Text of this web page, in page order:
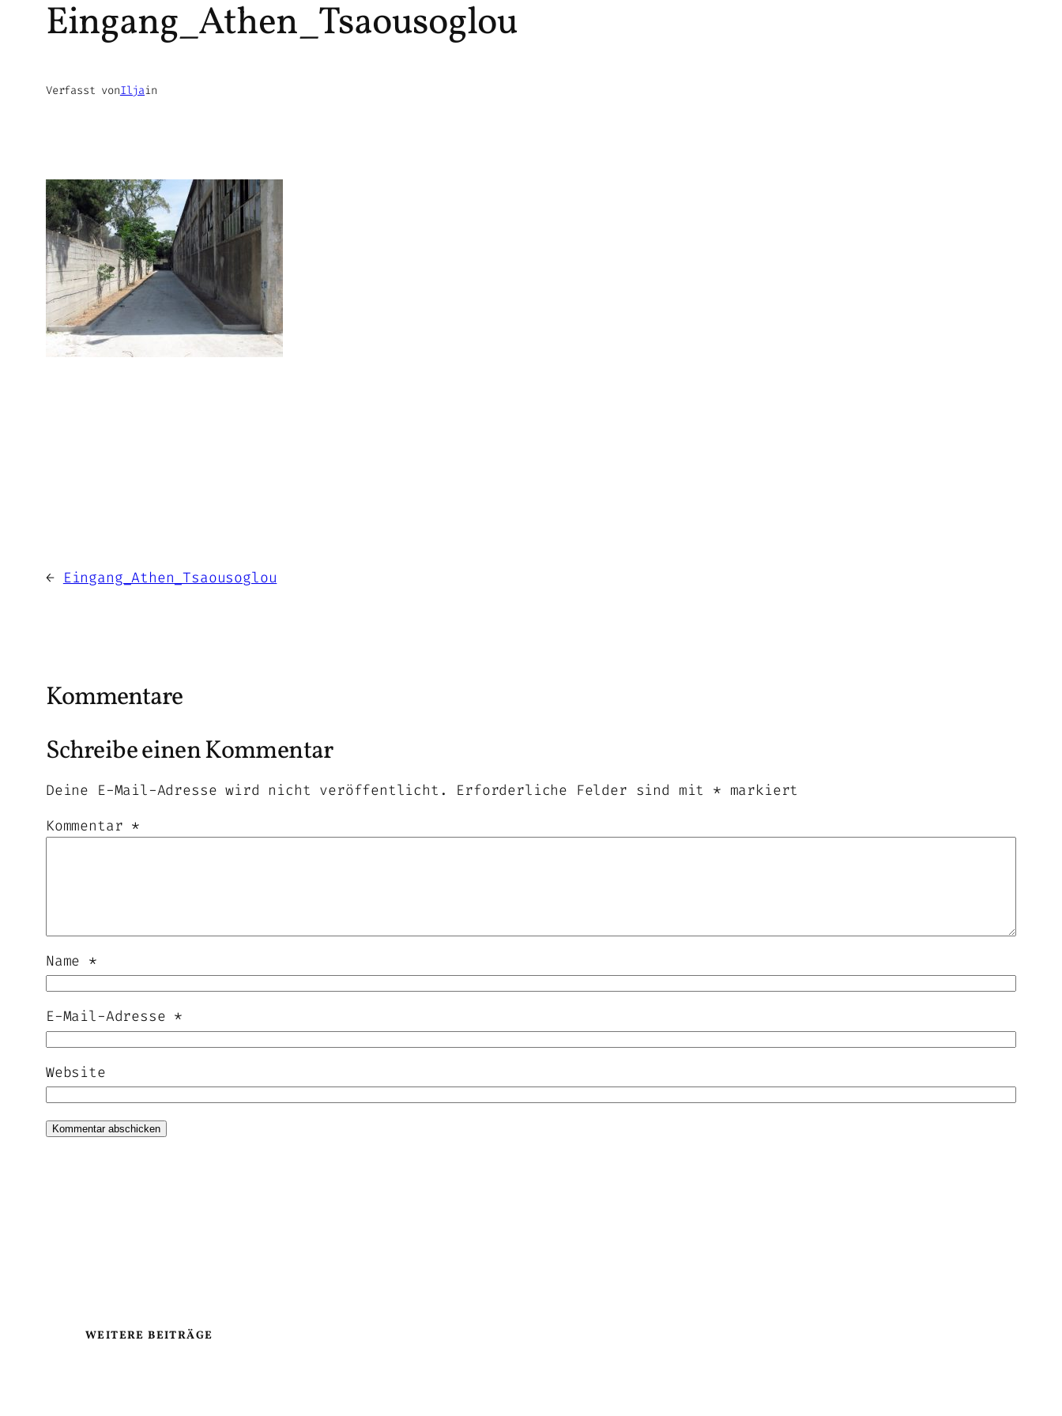
Eingang_Athen_Tsaousoglou
Verfasst vonIljain
← Eingang_Athen_Tsaousoglou
Kommentare
Schreibe einen Kommentar
Deine E-Mail-Adresse wird nicht veröffentlicht. Erforderliche Felder sind mit * markiert
Kommentar *
Name *
E-Mail-Adresse *
Website
WEITERE BEITRÄGE